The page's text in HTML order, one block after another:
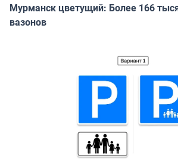
Мурманск цветущий: Более 166
вазонов